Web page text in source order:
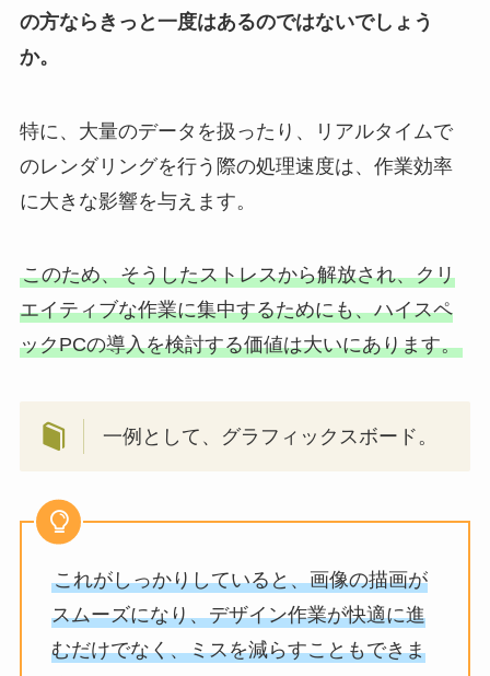
の方ならきっと一度はあるのではないでしょう
か。
特に、大量のデータを扱ったり、リアルタイムで
のレンダリングを行う際の処理速度は、作業効率
に大きな影響を与えます。
このため、そうしたストレスから解放され、クリ
エイティブな作業に集中するためにも、ハイスペ
ックPCの導入を検討する価値は大いにあります。
一例として、グラフィックスボード。
これがしっかりしていると、画像の描画が
スムーズになり、デザイン作業が快適に進
むだけでなく、ミスを減らすこともできま